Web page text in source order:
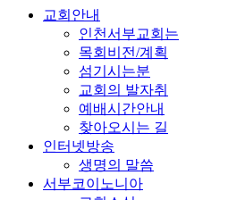
교회안내
인천서부교회는
목회비전/계획
섬기시는분
교회의 발자취
예배시간안내
찾아오시는 길
인터넷방송
생명의 말씀
서부코이노니아